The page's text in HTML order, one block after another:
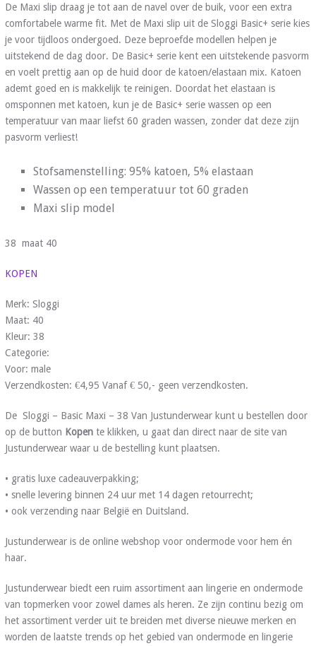
De Maxi slip draag je tot aan de navel over de buik, voor een extra
comfortabele warme fit. Met de Maxi slip uit de Sloggi Basic+ serie kies
je voor tijdloos ondergoed. Deze beproefde modellen helpen je
uitstekend de dag door. De Basic+ serie kent een uitstekende pasvorm
en voelt prettig aan op de huid door de katoen/elastaan mix. Katoen
ademt goed en is makkelijk te reinigen. Doordat het elastaan is
omsponnen met katoen, kun je de Basic+ serie wassen op een
temperatuur van maar liefst 60 graden wassen, zonder dat deze zijn
pasvorm verliest!
Stofsamenstelling: 95% katoen, 5% elastaan
Wassen op een temperatuur tot 60 graden
Maxi slip model
38 maat 40
KOPEN
Merk: Sloggi
Maat: 40
Kleur: 38
Categorie:
Voor: male
Verzendkosten: €4,95 Vanaf € 50,- geen verzendkosten.
De Sloggi – Basic Maxi – 38 Van Justunderwear kunt u bestellen door
op de button Kopente klikken, u gaat dan direct naar de site van
Justunderwear waar u de bestelling kunt plaatsen.
• gratis luxe cadeauverpakking;
• snelle levering binnen 24 uur met 14 dagen retourrecht;
• ook verzending naar België en Duitsland.
Justunderwear is de online webshop voor ondermode voor hem én
haar.
Justunderwear biedt een ruim assortiment aan lingerie en ondermode
van topmerken voor zowel dames als heren. Ze zijn continu bezig om
het assortiment verder uit te breiden met diverse nieuwe merken en
worden de laatste trends op het gebied van ondermode en lingerie